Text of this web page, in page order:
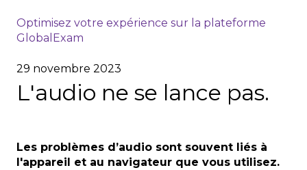
Optimisez votre expérience sur la plateforme
GlobalExam
29 novembre 2023
L'audio ne se lance pas.
Les problèmes d’audio sont souvent liés à
l'appareil et au navigateur que vous utilisez.